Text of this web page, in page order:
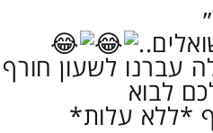
עברנו לשעון
לבוא
*ללא עלות*